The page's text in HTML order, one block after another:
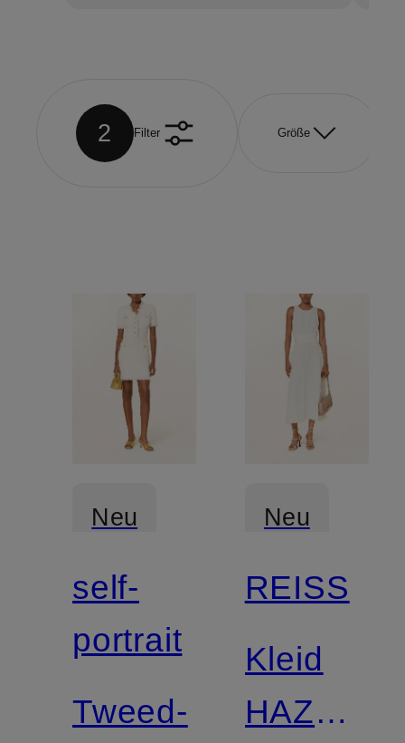
2 Filter Größe
Neu
self-
portrait
Tweed-
Neu
REISS
Kleid
HAZEL